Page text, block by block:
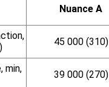
Nuance A
45 000 (310)
min,
39 000 (270)